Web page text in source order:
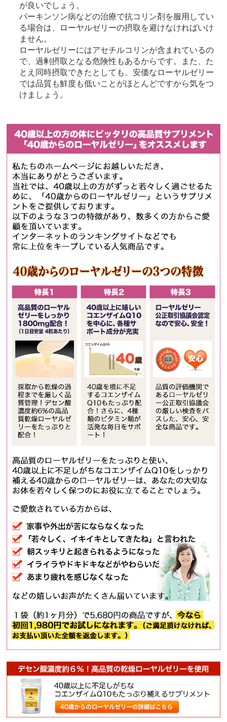
が良いでしょう。
パーキンソン病などの治療で抗コリン剤を服用してい
る場合は、ローヤルゼリーの摂取を避けなければいけ
ません。
ローヤルゼリーにはアセチルコリンが含まれているの
で、過剰摂取となる危険性もあるからです。また、た
とえ同時摂取できたとしても、安価なローヤルゼリー
では品質も鮮度も低いことがほとんどですから気をつ
けましょう。